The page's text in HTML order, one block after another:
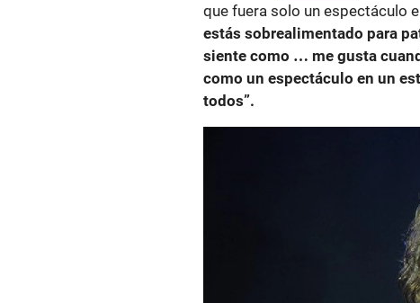
que fuera solo un espectáculo
estás sobrealimentado para
siente como … me gusta
como un espectáculo en un
todos”.